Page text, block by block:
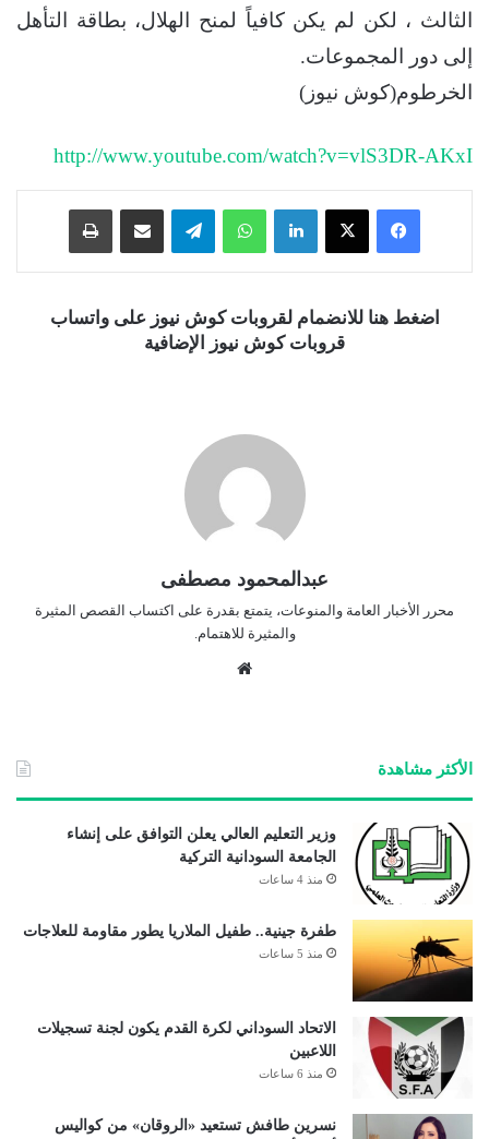
الثالث ، لكن لم يكن كافياً لمنح الهلال، بطاقة التأهل
إلى دور المجموعات.
الخرطوم(كوش نيوز)
http://www.youtube.com/watch?v=vlS3DR-AKxI
فيسبوك ‫X لينكدإن واتساب تيلقرام
اضغط هنا للانضمام لقروبات كوش نيوز على واتساب
قروبات كوش نيوز الإضافية
عبدالمحمود مصطفى
محرر الأخبار العامة والمنوعات، يتمتع بقدرة على اكتساب القصص المثيرة
والمثيرة للاهتمام.
الأكثر مشاهدة
وزير التعليم العالي يعلن التوافق على إنشاء
الجامعة السودانية التركية
منذ 4 ساعات
طفرة جينية.. طفيل الملاريا يطور مقاومة للعلاجات
منذ 5 ساعات
الاتحاد السوداني لكرة القدم يكون لجنة تسجيلات
اللاعبين
منذ 6 ساعات
نسرين طافش تستعيد «الروقان» من كواليس